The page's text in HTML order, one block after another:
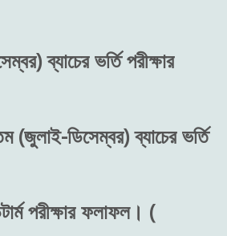
ব্যাচের ভর্তি পরীক্ষার
ডিসেম্বর) ব্যাচের ভর্তি
পরীক্ষার ফলাফল। (